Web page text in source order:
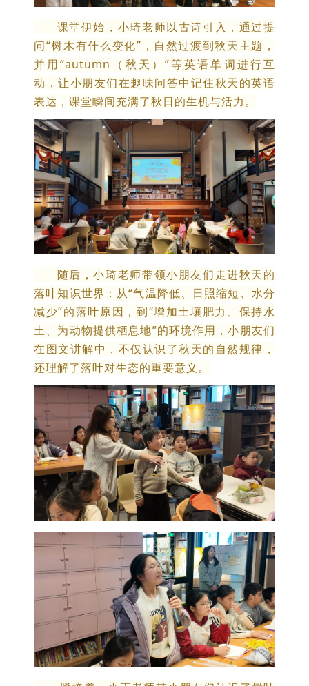
课堂伊始，小琦老师以古诗引入，通过提
问“树木有什么变化”，自然过渡到秋天主题，
并用“autumn（秋天）”等英语单词进行互
动，让小朋友们在趣味问答中记住秋天的英语
表达，课堂瞬间充满了秋日的生机与活力。
随后，小琦老师带领小朋友们走进秋天的
落叶知识世界：从“气温降低、日照缩短、水分
减少”的落叶原因，到“增加土壤肥力、保持水
土、为动物提供栖息地”的环境作用，小朋友们
在图文讲解中，不仅认识了秋天的自然规律，
还理解了落叶对生态的重要意义。